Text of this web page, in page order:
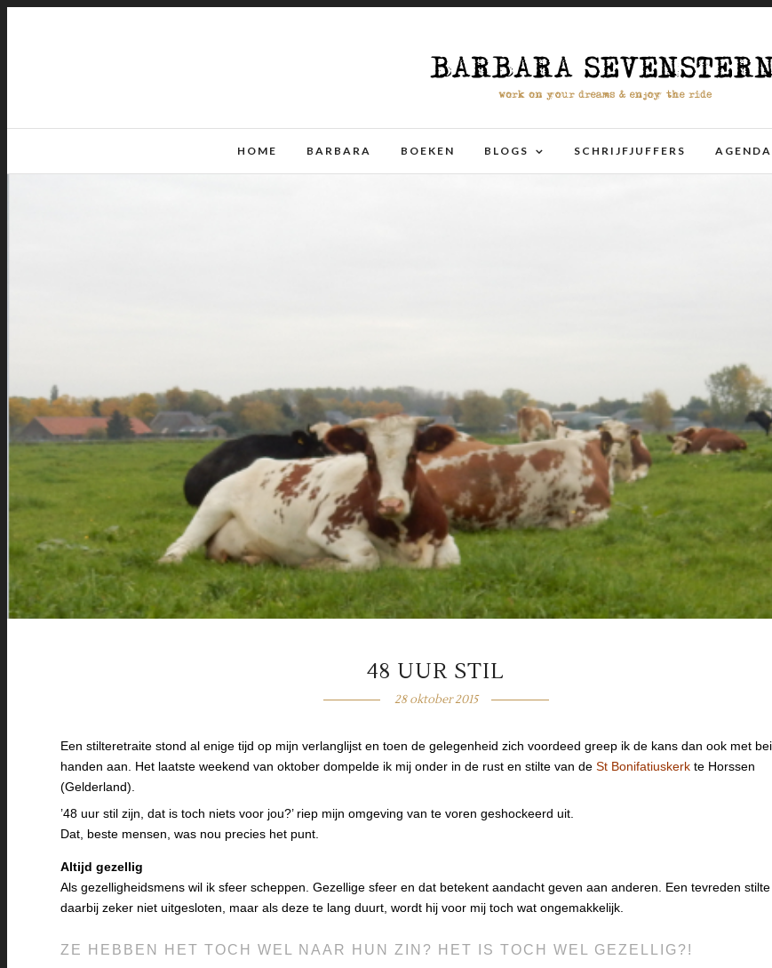
HOME BARBARA BOEKEN BLOGS SCHRIJFJUFFERS
48 UUR STIL
28 oktober 2015
Een stilteretraite stond al enige tijd op mijn verlanglijst en toen de gelegenheid zich voordeed greep ik de kans dan ook met
handen aan. Het laatste weekend van oktober dompelde ik mij onder in de rust en stilte van de St Bonifatiuskerk te Horssen
(Gelderland).
’48 uur stil zijn, dat is toch niets voor jou?’ riep mijn omgeving van te voren geshockeerd uit.
Dat, beste mensen, was nou precies het punt.
Altijd gezellig
Als gezelligheidsmens wil ik sfeer scheppen. Gezellige sfeer en dat betekent aandacht geven aan anderen. Een tevreden
daarbij zeker niet uitgesloten, maar als deze te lang duurt, wordt hij voor mij toch wat ongemakkelijk.
ZE HEBBEN HET TOCH WEL NAAR HUN ZIN? HET IS TOCH WEL GEZELLIG?!